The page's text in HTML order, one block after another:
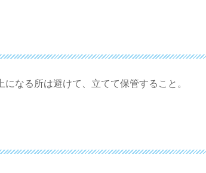
なる所は避けて、立てて保管すること。